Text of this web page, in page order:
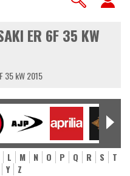
ER 6F 35 KW
35 kW 2015
L M N O P Q R S
T
Y Z